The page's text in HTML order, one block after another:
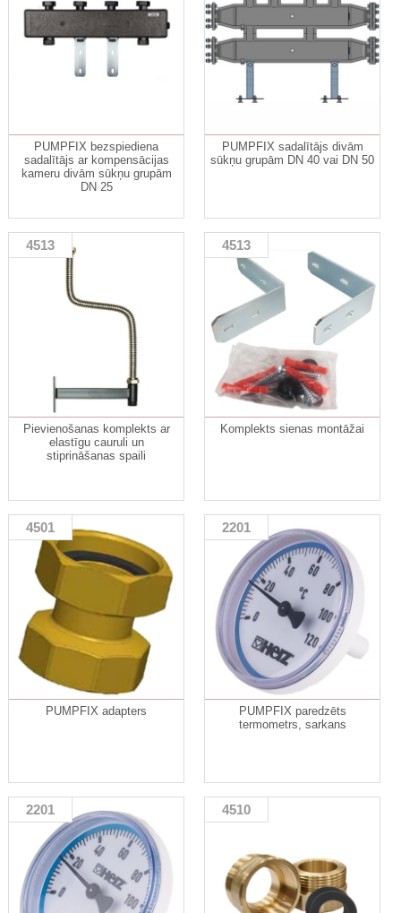
PUMPFIX bezspiediena
sadalītājs ar kompensācijas
kameru divām sūkņu grupām
DN 25
PUMPFIX sadalītājs divām
sūkņu grupām DN 40 vai DN 50
4513
Pievienošanas komplekts ar
elastīgu cauruli un
stiprināšanas spaili
4513
Komplekts sienas montāžai
4501
PUMPFIX adapters
2201
PUMPFIX paredzēts
termometrs, sarkans
2201 4510